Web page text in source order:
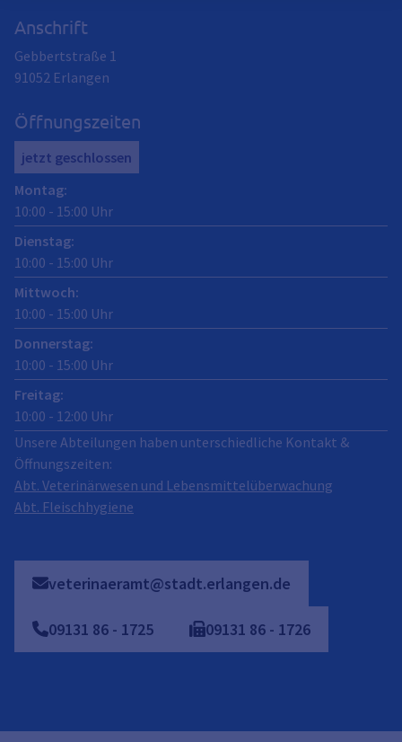
Anschrift
Gebbertstraße 1
91052 Erlangen
Öffnungszeiten
jetzt geschlossen
Montag:
10:00 - 15:00 Uhr
Dienstag:
10:00 - 15:00 Uhr
Mittwoch:
10:00 - 15:00 Uhr
Donnerstag:
10:00 - 15:00 Uhr
Freitag:
10:00 - 12:00 Uhr
Unsere Abteilungen haben unterschiedliche Kontakt &
Öffnungszeiten:
Abt. Veterinärwesen und Lebensmittelüberwachung
Abt. Fleischhygiene
veterinaeramt@stadt.erlangen.de
09131 86 - 1725 09131 86 - 1726